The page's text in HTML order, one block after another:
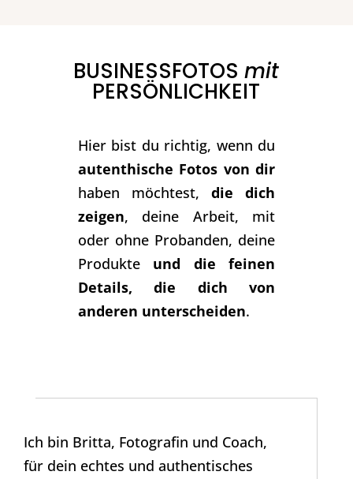
BUSINESSFOTOSmit
PERSÖNLICHKEIT
Hier bist du richtig, wenn du
autenthische Fotos von dir
haben möchtest,die dich
zeigen, deine Arbeit, mit
oder ohne Probanden, deine
Produkte und die feinen
Details, die dich von
anderen unterscheiden.
Ich bin Britta, Fotografin und Coach,
für dein echtes und authentisches